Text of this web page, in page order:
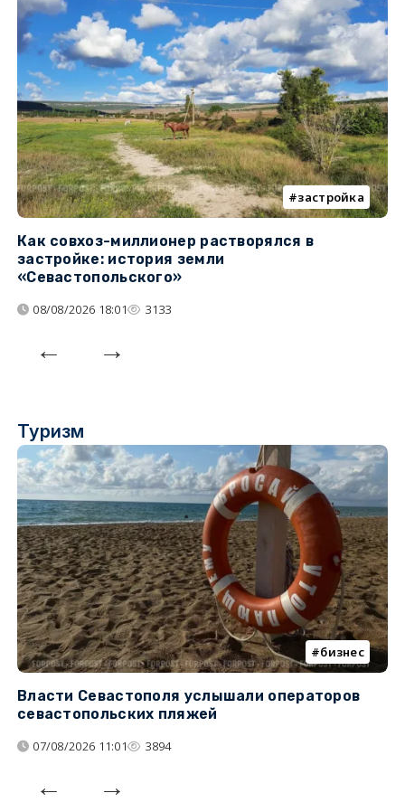
застройка
Как совхоз-миллионер растворялся в
застройке: история земли
«Севастопольского»
08/08/2026 18:01 3133
Туризм
бизнес
Власти Севастополя услышали операторов
севастопольских пляжей
07/08/2026 11:01 3894